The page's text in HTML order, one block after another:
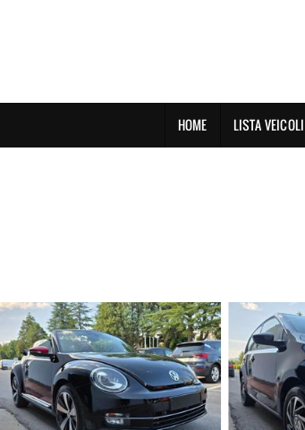
HOME LISTA VEICOLI